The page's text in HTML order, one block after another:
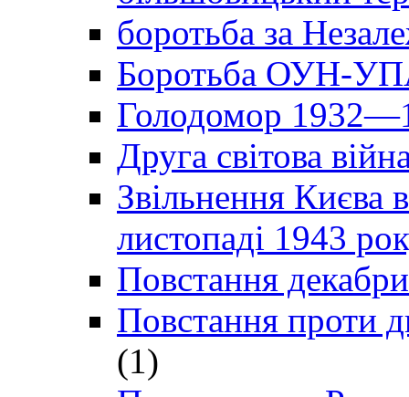
боротьба за
Боротьба ОУН-УПА
Голодомор
Друга світова
Звільнення Києва
листопаді 1943
Повстання
Повстання проти
(1)